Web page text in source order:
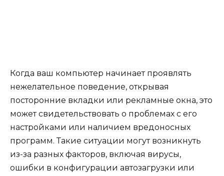
Когда ваш компьютер начинает проявлять
нежелательное поведение, открывая
посторонние вкладки или рекламные окна, это
может свидетельствовать о проблемах с его
настройками или наличием вредоносных
программ. Такие ситуации могут возникнуть
из-за разных факторов, включая вирусы,
ошибки в конфигурации автозагрузки или